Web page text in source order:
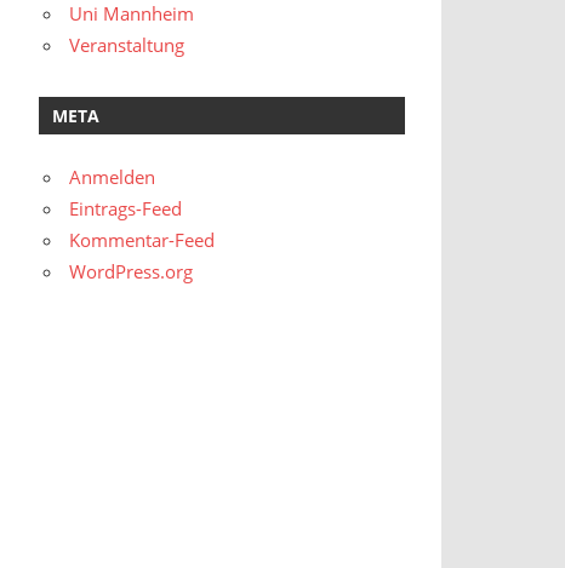
Uni Mannheim
Veranstaltung
META
Anmelden
Eintrags-Feed
Kommentar-Feed
WordPress.org